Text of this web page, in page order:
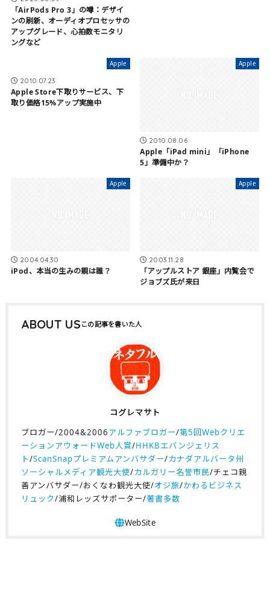
「AirPods Pro 3」の噂：デザイ
ンの刷新、オーディオプロセッサの
アップグレード、心拍数モニタリ
ングなど
Apple
2010.07.23
Apple Store下取りサービス、下
取り価格15%アップ実施中
Apple
2010.08.06
Apple「iPad mini」「iPhone
5」準備中か？
Apple
2004.04.30
iPod、本当の生みの親は誰？
Apple
2003.11.28
「アップルストア 銀座」内覧会で
ジョブズ氏が来日
ABOUT US
コグレマサト
ブロガー/2004&2006アルファブロガー/第5回Webクリエ
ーションアウォードWeb人賞/HHKBエバンジェリス
ト/ScanSnapプレミアムアンバサダー/カナダアルバータ州
ソーシャルメディア観光大使/カルガリー名誉市民/チェコ親
善アンバサダー/おくなわ観光大使/オジ旅/かわるビジネス
リュック/浦和レッズサポーター/著書多数